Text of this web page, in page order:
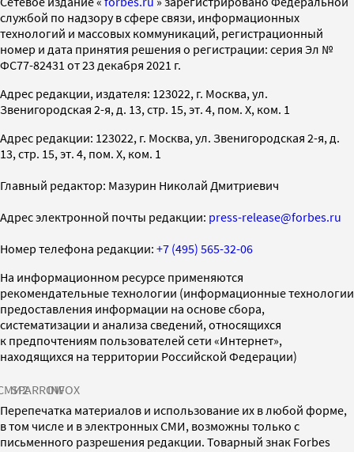
службой по надзору в сфере связи, информационных
технологий и массовых коммуникаций, регистрационный
номер и дата принятия решения о регистрации: серия Эл №
ФС77-82431 от 23 декабря 2021 г.
Адрес редакции, издателя: 123022, г. Москва, ул.
Звенигородская 2-я, д. 13, стр. 15, эт. 4, пом. X, ком. 1
Адрес редакции: 123022, г. Москва, ул. Звенигородская 2-я, д.
13, стр. 15, эт. 4, пом. X, ком. 1
Главный редактор: Мазурин Николай Дмитриевич
Адрес электронной почты редакции: press-release@forbes.ru
Номер телефона редакции: +7 (495) 565-32-06
На информационном ресурсе применяются
рекомендательные технологии (информационные технологии
предоставления информации на основе сбора,
систематизации и анализа сведений, относящихся
к предпочтениям пользователей сети «Интернет»,
находящихся на территории Российской Федерации)
SPARROWINFOX
Перепечатка материалов и использование их в любой форме,
в том числе и в электронных СМИ, возможны только с
письменного разрешения редакции. Товарный знак Forbes